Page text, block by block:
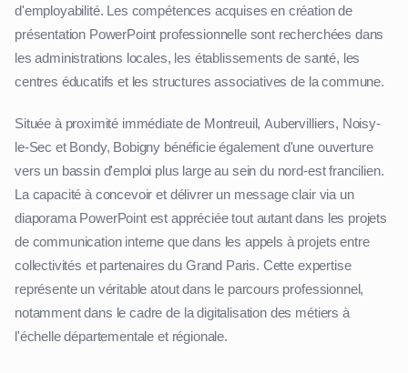
d'employabilité. Les compétences acquises en création de
présentation PowerPoint professionnelle sont recherchées dans
les administrations locales, les établissements de santé, les
centres éducatifs et les structures associatives de la commune.
Située à proximité immédiate de Montreuil, Aubervilliers, Noisy-
le-Sec et Bondy, Bobigny bénéficie également d'une ouverture
vers un bassin d'emploi plus large au sein du nord-est francilien.
La capacité à concevoir et délivrer un message clair via un
diaporama PowerPoint est appréciée tout autant dans les projets
de communication interne que dans les appels à projets entre
collectivités et partenaires du Grand Paris. Cette expertise
représente un véritable atout dans le parcours professionnel,
notamment dans le cadre de la digitalisation des métiers à
l'échelle départementale et régionale.